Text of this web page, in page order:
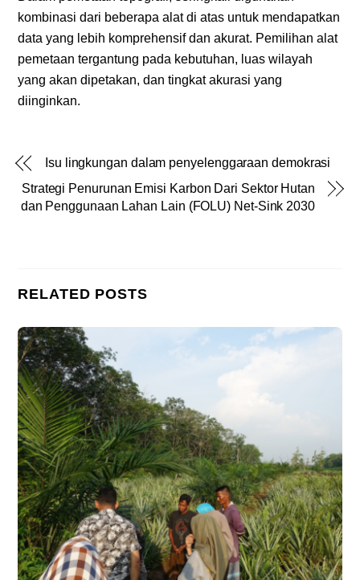
kombinasi dari beberapa alat di atas untuk mendapatkan
data yang lebih komprehensif dan akurat. Pemilihan alat
pemetaan tergantung pada kebutuhan, luas wilayah
yang akan dipetakan, dan tingkat akurasi yang
diinginkan.
Isu lingkungan dalam penyelenggaraan demokrasi
Strategi Penurunan Emisi Karbon Dari Sektor Hutan
dan Penggunaan Lahan Lain (FOLU) Net-Sink 2030
RELATED POSTS